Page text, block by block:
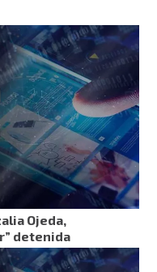
Ojeda,
detenida